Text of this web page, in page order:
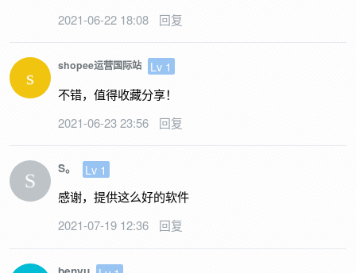
2021-06-22 18:08
回复
shopee运营国际站
Lv 1
不错，值得收藏分享！
2021-06-23 23:56
回复
S。
Lv 1
感谢，提供这么好的软件
2021-07-19 12:36
回复